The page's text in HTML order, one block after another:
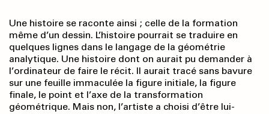
Une histoire se raconte ainsi ; celle de la formation
même d’un dessin. L’histoire pourrait se traduire en
quelques lignes dans le langage de la géométrie
analytique. Une histoire dont on aurait pu demander à
l’ordinateur de faire le récit. Il aurait tracé sans bavure
sur une feuille immaculée la figure initiale, la figure
finale, le point et l’axe de la transformation
géométrique. Mais non, l’artiste a choisi d’être lui-